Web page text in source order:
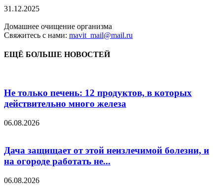
31.12.2025
Домашнее очищение организма
Свяжитесь с нами: mavit_mail@mail.ru
ЕЩЁ БОЛЬШЕ НОВОСТЕЙ
Не только печень: 12 продуктов, в которых
действительно много железа
06.08.2026
Дача защищает от этой неизлечимой болезни, и
на огороде работать не...
06.08.2026